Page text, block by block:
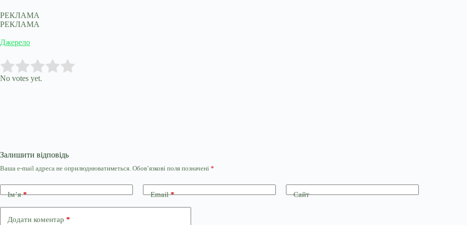
РЕКЛАМА
РЕКЛАМА
Джерело
Rate this item:
No votes yet.
Залишити відповідь
Ваша e-mail адреса не оприлюднюватиметься. Обов’язкові поля позначені *
Ім’я* Email* Сайт
Додати коментар *